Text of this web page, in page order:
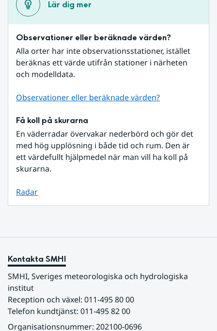
Lär dig mer
Observationer eller beräknade värden?
Alla orter har inte observationsstationer, istället
beräknas ett värde utifrån stationer i närheten
och modelldata.
Observationer eller beräknade värden?
Få koll på skurarna
En väderradar övervakar nederbörd och gör det
med hög upplösning i både tid och rum. Den är
ett värdefullt hjälpmedel när man vill ha koll på
skurarna.
Radar
Kontakta SMHI
SMHI, Sveriges meteorologiska och hydrologiska
institut
Reception och växel: 011-495 80 00
Telefon kundtjänst: 011-495 82 00
Organisationsnummer: 202100-0696